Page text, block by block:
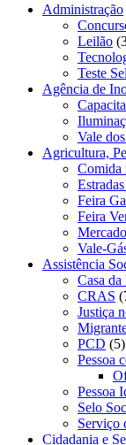
Administração
Leilão
Teste
Agência de
Vale
Agricultura,
Comida
Feira
Feira
Vale-
Assistência
Casa
CRAS
Justiça
PCD (5)
Pessoa
Pessoa
Selo
Serviço
Cidadania e